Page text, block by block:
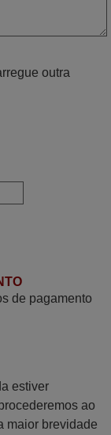
e
de
de como usar o
mas
Ninguém em
como
outra
de pagamento
estiver
ao
maior brevidade